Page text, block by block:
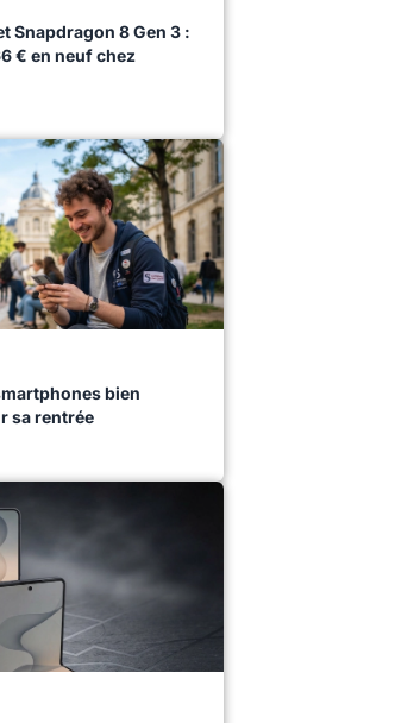
Snapdragon 8 Gen 3 :
€ en neuf chez
bien
sa rentrée